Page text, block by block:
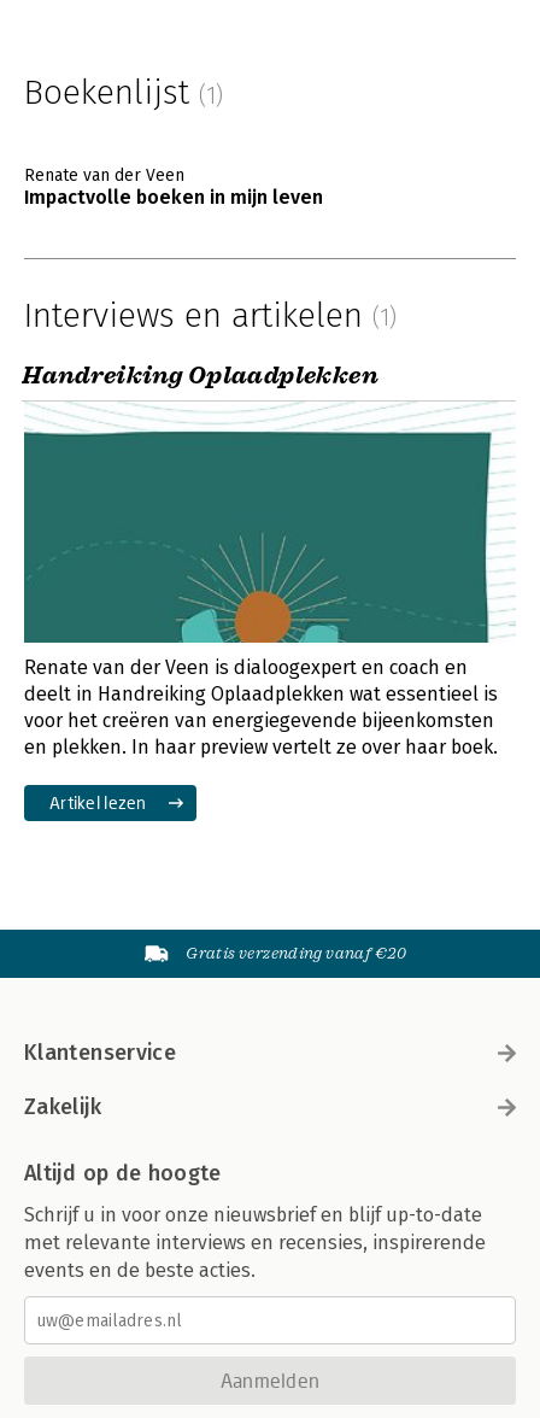
Boekenlijst (1)
Renate van der Veen
Impactvolle boeken in mijn leven
Interviews en artikelen (1)
Handreiking Oplaadplekken
Renate van der Veen is dialoogexpert en coach en
deelt in Handreiking Oplaadplekken wat essentieel is
voor het creëren van energiegevende bijeenkomsten
en plekken. In haar preview vertelt ze over haar boek.
Artikel lezen
Gratis verzending vanaf €20
Klantenservice
Zakelijk
Altijd op de hoogte
Schrijf u in voor onze nieuwsbrief en blijf up-to-date
met relevante interviews en recensies, inspirerende
events en de beste acties.
Aanmelden